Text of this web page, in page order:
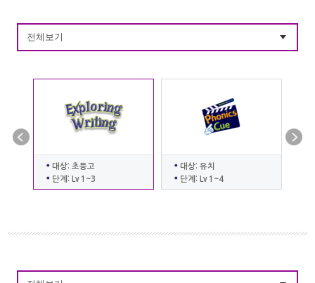
전체보기
대상: 초등고
단계: Lv 1~3
대상: 유치
단계: Lv 1~4